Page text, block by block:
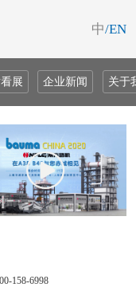
中/EN
展 企业新闻 关于
158-6998